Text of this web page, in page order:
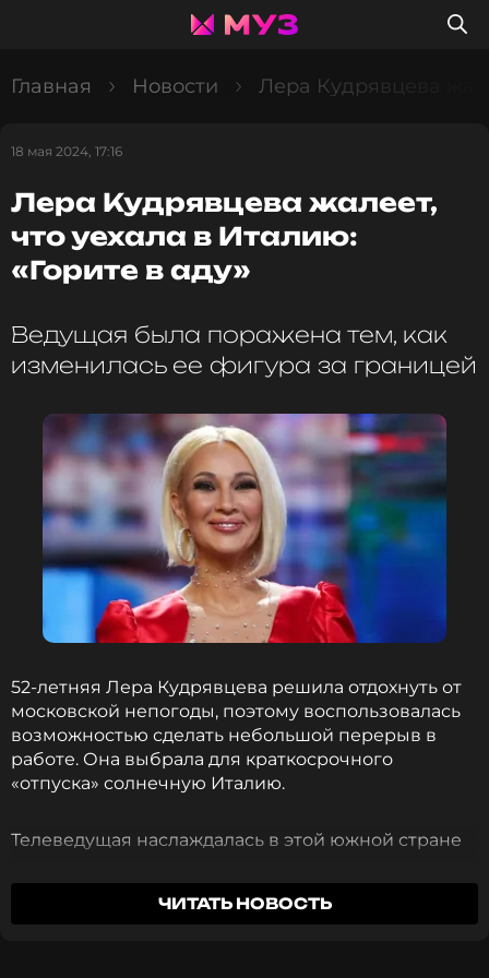
Главная Новости Лера Кудрявцева
18 мая 2024, 17:16
Лера Кудрявцева жалеет,
что уехала в Италию:
«Горите в аду»
Ведущая была поражена тем, как
изменилась ее фигура за границей
52-летняя Лера Кудрявцева решила отдохнуть от
московской непогоды, поэтому воспользовалась
возможностью сделать небольшой перерыв в
работе. Она выбрала для краткосрочного
«отпуска» солнечную Италию.
Телеведущая наслаждалась в этой южной стране
прекрасными видами, но и получала
удовольствие от местной кухни. Особенно
ЧИТАТЬ НОВОСТЬ